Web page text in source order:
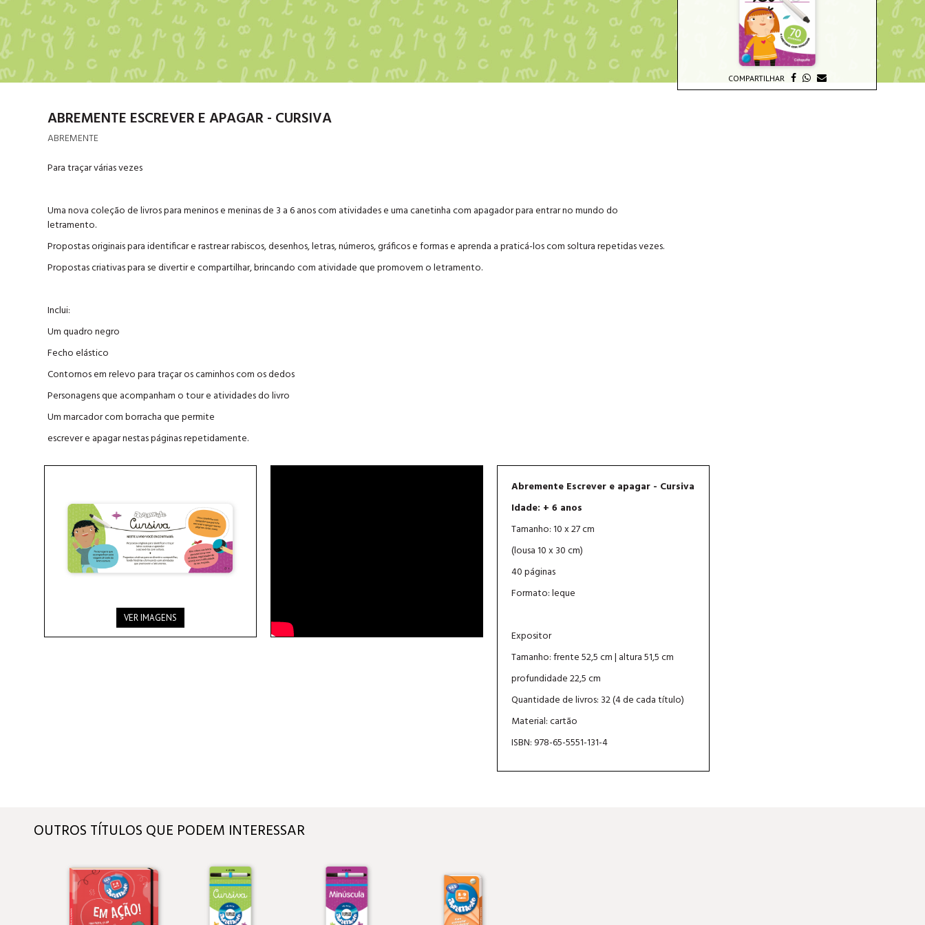
COMPARTILHAR
ABREMENTE ESCREVER E APAGAR - CURSIVA
ABREMENTE
Para traçar várias vezes
Uma nova coleção de livros para meninos e meninas de 3 a 6 anos com atividades e uma canetinha com apagador para entrar no mundo do
letramento.
Propostas originais para identificar e rastrear rabiscos, desenhos, letras, números, gráficos e formas e aprenda a praticá-los com soltura repetidas vezes.
Propostas criativas para se divertir e compartilhar, brincando com atividade que promovem o letramento.
Inclui:
Um quadro negro
Fecho elástico
Contornos em relevo para traçar os caminhos com os dedos
Personagens que acompanham o tour e atividades do livro
Um marcador com borracha que permite
escrever e apagar nestas páginas repetidamente.
VER IMAGENS
Abremente Escrever e apagar - Cursiva
Idade: + 6 anos
Tamanho: 10 x 27 cm
(lousa 10 x 30 cm)
40 páginas
Formato: leque
Expositor
Tamanho: frente 52,5 cm | altura 51,5 cm
profundidade 22,5 cm
Quantidade de livros: 32 (4 de cada título)
Material: cartão
ISBN: 978-65-5551-131-4
OUTROS TÍTULOS QUE PODEM INTERESSAR